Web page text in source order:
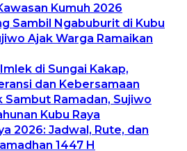
Kumuh 2026
Sambil Ngabuburit di Kubu
Ajak Warga Ramaikan
di Sungai Kakap,
dan Kebersamaan
Sambut Ramadan, Sujiwo
Kubu Raya
2026: Jadwal, Rute, dan
1447 H